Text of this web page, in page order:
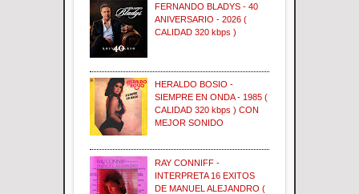
FERNANDO BLADYS - 40
ANIVERSARIO - 2026 (
CALIDAD 320 kbps )
HERALDO BOSIO -
SIEMPRE EN ONDA - 1985 (
CALIDAD 320 kbps ) CON
MEJOR SONIDO
RAY CONNIFF -
INTERPRETA 16 EXITOS
DE MANUEL ALEJANDRO (